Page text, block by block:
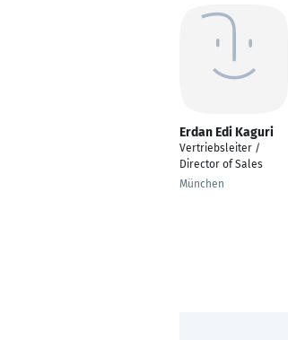
Erdan Edi Kaguri
Vertriebsleiter /
Director of Sales
München